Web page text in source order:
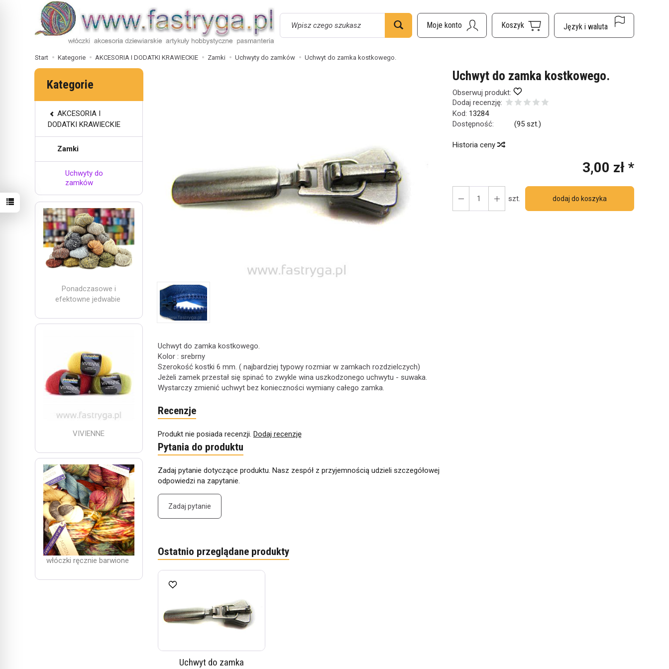
Wyszukaj
Start Kategorie AKCESORIA I DODATKI KRAWIECKIE Zamki Uchwyty do zamków Uchwyt do zamka kostkowego.
Uchwyt do zamka kostkowego.
Obserwuj produkt:
Dodaj recenzję:
Kod: 13284
Dostępność:
(95 szt.)
Historia ceny
3,00 zł *
szt. dodaj do koszyka
Uchwyt do zamka kostkowego.
Kolor : srebrny
Szerokość kostki 6 mm. ( najbardziej typowy rozmiar w zamkach rozdzielczych)
Jeżeli zamek przestał się spinać to zwykle wina uszkodzonego uchwytu - suwaka.
Wystarczy zmienić uchwyt bez konieczności wymiany całego zamka.
Recenzje
Produkt nie posiada recenzji. Dodaj recenzję
Pytania do produktu
Zadaj pytanie dotyczące produktu. Nasz zespół z przyjemnością udzieli szczegółowej
odpowiedzi na zapytanie.
Zadaj pytanie
Ostatnio przeglądane produkty
Uchwyt do zamka
Kategorie
AKCESORIA I
DODATKI KRAWIECKIE
Zamki
Uchwyty do
zamków
Ponadczasowe i
efektowne jedwabie
VIVIENNE
włóczki ręcznie barwione